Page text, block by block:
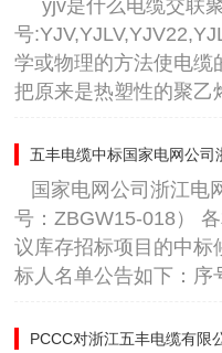
yjv是什么电缆交联
号
学或物理的方法使电缆
把原来是热塑性的聚乙
五丰电缆中标国家电网公
国家电网公司浙江电
号：ZBGW15-018）
议库存招标项目的中标
标人名单公告如下：序
PCCC对浙江五丰电缆有限